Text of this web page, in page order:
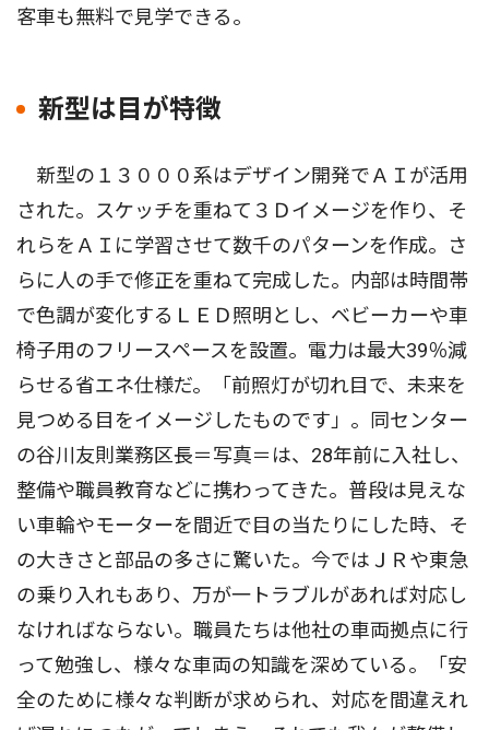
客車も無料で見学できる。
新型は目が特徴
新型の１３０００系はデザイン開発でＡＩが活用
された。スケッチを重ねて３Ｄイメージを作り、そ
れらをＡＩに学習させて数千のパターンを作成。さ
らに人の手で修正を重ねて完成した。内部は時間帯
で色調が変化するＬＥＤ照明とし、ベビーカーや車
椅子用のフリースペースを設置。電力は最大39％減
らせる省エネ仕様だ。「前照灯が切れ目で、未来を
見つめる目をイメージしたものです」。同センター
の谷川友則業務区長＝写真＝は、28年前に入社し、
整備や職員教育などに携わってきた。普段は見えな
い車輪やモーターを間近で目の当たりにした時、そ
の大きさと部品の多さに驚いた。今ではＪＲや東急
の乗り入れもあり、万が一トラブルがあれば対応し
なければならない。職員たちは他社の車両拠点に行
って勉強し、様々な車両の知識を深めている。「安
全のために様々な判断が求められ、対応を間違えれ